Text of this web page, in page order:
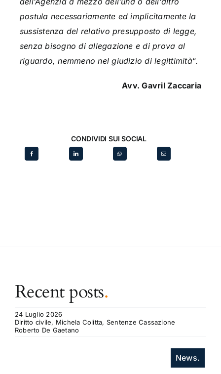
postula necessariamente ed implicitamente la
sussistenza del relativo presupposto di legge,
senza bisogno di allegazione e di prova al
riguardo, nemmeno nel giudizio di legittimità“.
Avv. Gavril Zaccaria
CONDIVIDI SUI SOCIAL
Recent posts.
24 Luglio 2026
Diritto civile, Michela Colitta, Sentenze Cassazione
Roberto De Gaetano
News.